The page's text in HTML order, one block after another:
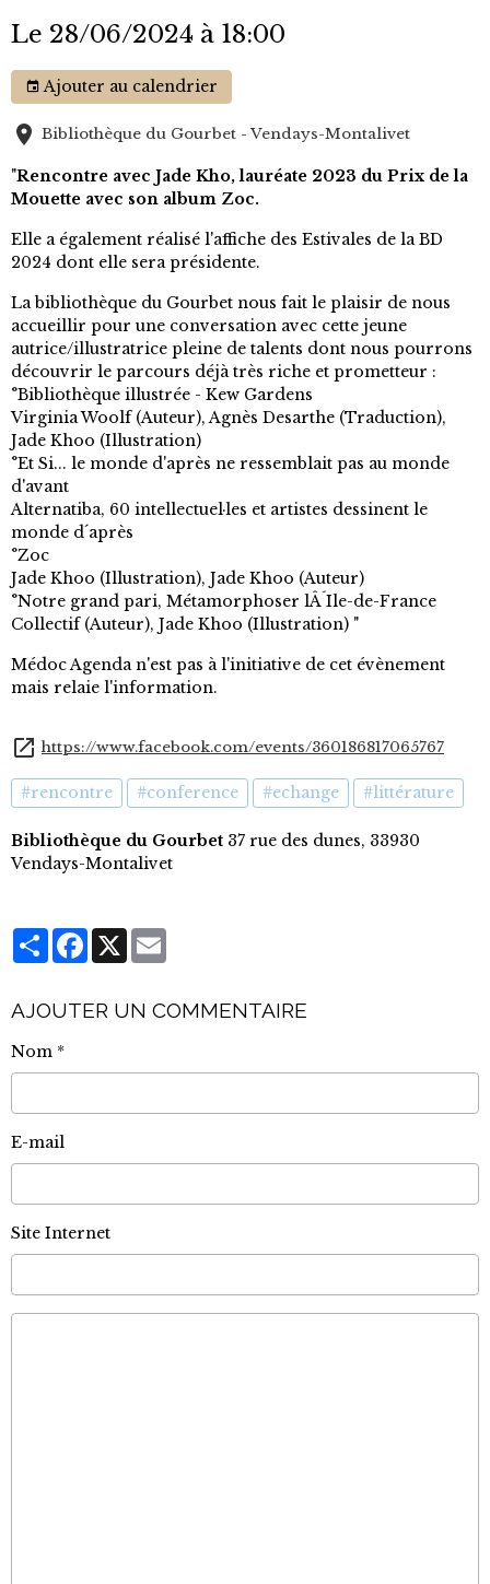
Le 28/06/2024 à 18:00
Ajouter au calendrier
Bibliothèque du Gourbet - Vendays-Montalivet
"Rencontre avec Jade Kho, lauréate 2023 du Prix de la
Mouette avec son album Zoc.
Elle a également réalisé l'affiche des Estivales de la BD
2024 dont elle sera présidente.
La bibliothèque du Gourbet nous fait le plaisir de nous
accueillir pour une conversation avec cette jeune
autrice/illustratrice pleine de talents dont nous pourrons
découvrir le parcours déjà très riche et prometteur :
°Bibliothèque illustrée - Kew Gardens
Virginia Woolf (Auteur), Agnès Desarthe (Traduction),
Jade Khoo (Illustration)
°Et Si... le monde d'après ne ressemblait pas au monde
d'avant
Alternatiba, 60 intellectuel·les et artistes dessinent le
monde d´après
°Zoc
Jade Khoo (Illustration), Jade Khoo (Auteur)
°Notre grand pari, Métamorphoser lÂ´Ile-de-France
Collectif (Auteur), Jade Khoo (Illustration) "
Médoc Agenda n'est pas à l'initiative de cet évènement
mais relaie l'information.
https://www.facebook.com/events/360186817065767
#rencontre #conference #echange #littérature
Bibliothèque du Gourbet 37 rue des dunes, 33930
Vendays-Montalivet
PartagerFacebook
X
AJOUTER UN COMMENTAIRE
Nom
E-mail
Site Internet